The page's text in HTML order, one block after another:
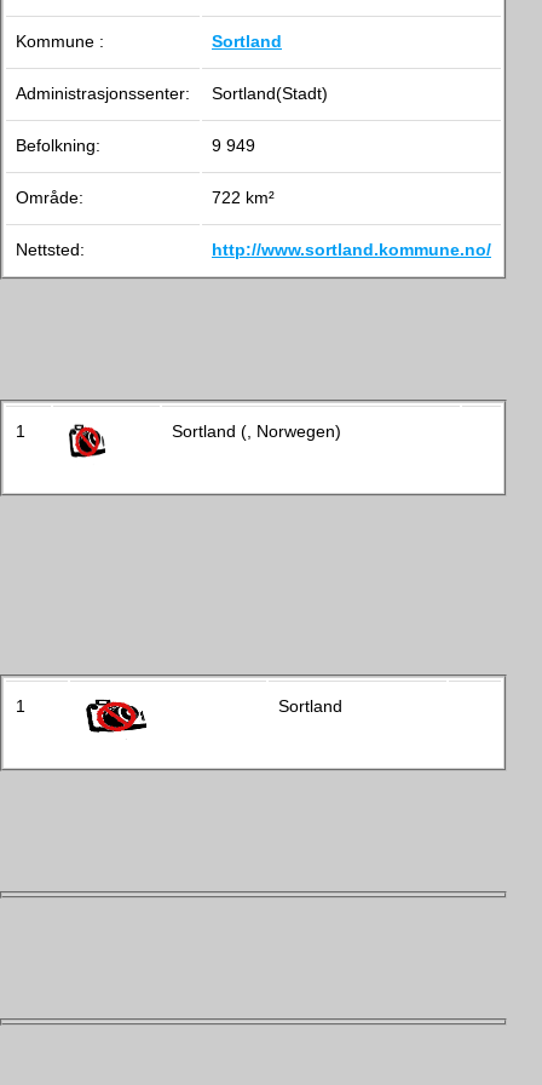
Kommune : Sortland
Administrasjonssenter: Sortland(Stadt)
Befolkning: 9 949
Område: 722 km²
Nettsted: http://www.sortland.kommune.no/
1 Sortland (, Norwegen)
1 Sortland